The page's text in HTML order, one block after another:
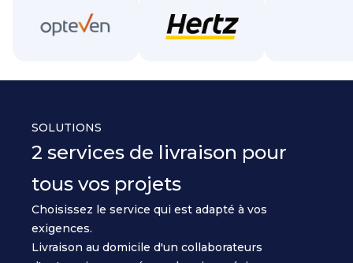
SOLUTIONS
2 services de livraison pour
tous vos projets
Choisissez le service qui est adapté à vos
exigences.
Livraison au domicile d'un collaborateurs